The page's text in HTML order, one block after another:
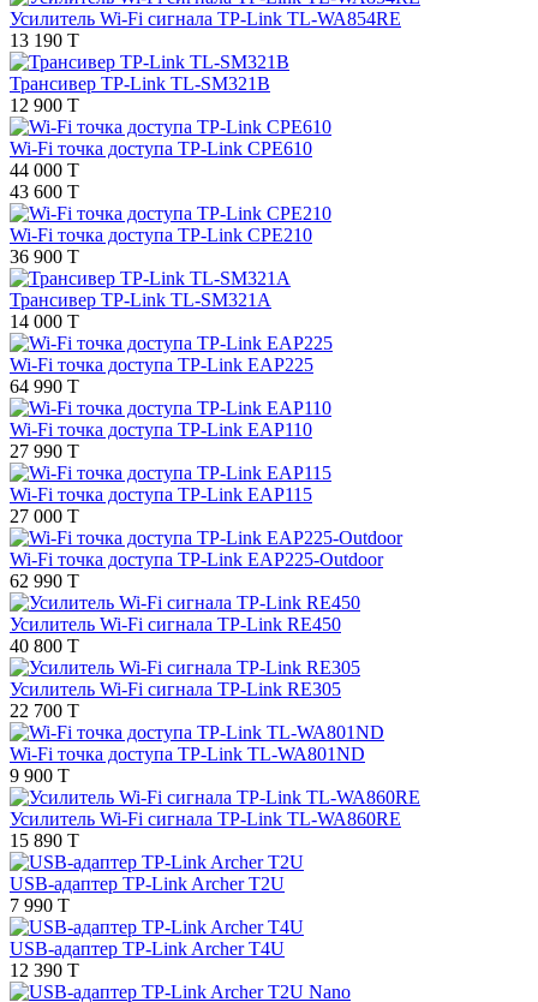
Усилитель Wi-Fi сигнала TP-Link TL-WA854RE
13 190 T
Трансивер TP-Link TL-SM321B
12 900 T
Wi-Fi точка доступа TP-Link CPE610
44 000 T
43 600 T
Wi-Fi точка доступа TP-Link CPE210
36 900 T
Трансивер TP-Link TL-SM321A
14 000 T
Wi-Fi точка доступа TP-Link EAP225
64 990 T
Wi-Fi точка доступа TP-Link EAP110
27 990 T
Wi-Fi точка доступа TP-Link EAP115
27 000 T
Wi-Fi точка доступа TP-Link EAP225-Outdoor
62 990 T
Усилитель Wi-Fi сигнала TP-Link RE450
40 800 T
Усилитель Wi-Fi сигнала TP-Link RE305
22 700 T
Wi-Fi точка доступа TP-Link TL-WA801ND
9 900 T
Усилитель Wi-Fi сигнала TP-Link TL-WA860RE
15 890 T
USB-адаптер TP-Link Archer T2U
7 990 T
USB-адаптер TP-Link Archer T4U
12 390 T